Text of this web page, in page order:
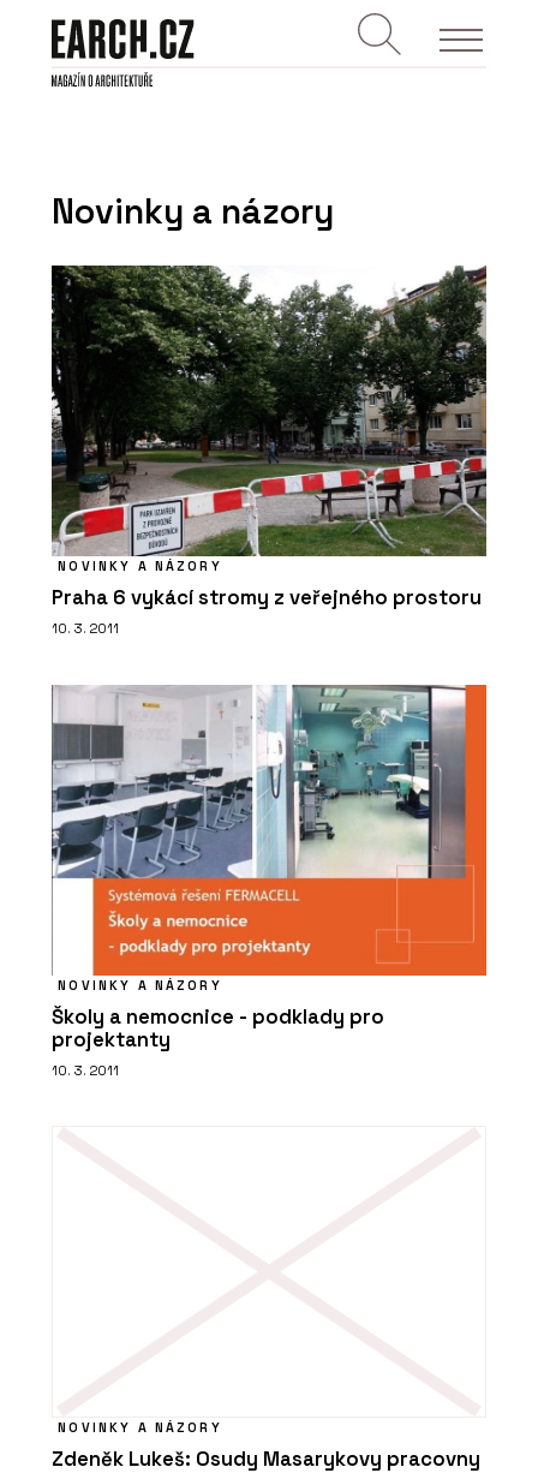
Novinky a názory
NOVINKY A NÁZORY
Praha 6 vykácí stromy z veřejného prostoru
10. 3. 2011
NOVINKY A NÁZORY
Školy a nemocnice - podklady pro
projektanty
10. 3. 2011
NOVINKY A NÁZORY
Zdeněk Lukeš: Osudy Masarykovy pracovny